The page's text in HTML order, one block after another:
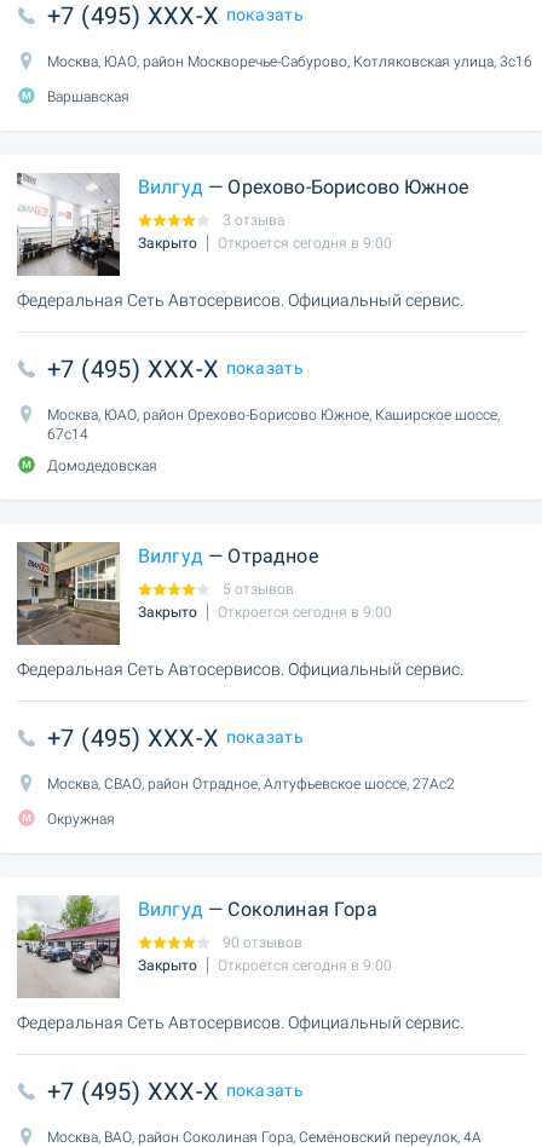
+7 (495) XXX-X показать
Москва, ЮАО, район Москворечье-Сабурово, Котляковская улица, 3с16
Варшавская
Вилгуд — Орехово-Борисово Южное
3 отзыва
Закрыто
Откроется сегодня в 9:00
Федеральная Сеть Автосервисов. Официальный сервис.
+7 (495) XXX-X показать
Москва, ЮАО, район Орехово-Борисово Южное, Каширское шоссе,
67с14
Домодедовская
Вилгуд — Отрадное
5 отзывов
Закрыто
Откроется сегодня в 9:00
Федеральная Сеть Автосервисов. Официальный сервис.
+7 (495) XXX-X показать
Москва, СВАО, район Отрадное, Алтуфьевское шоссе, 27Ас2
Окружная
Вилгуд — Соколиная Гора
90 отзывов
Закрыто
Откроется сегодня в 9:00
Федеральная Сеть Автосервисов. Официальный сервис.
+7 (495) XXX-X показать
Москва, ВАО, район Соколиная Гора, Семёновский переулок, 4А